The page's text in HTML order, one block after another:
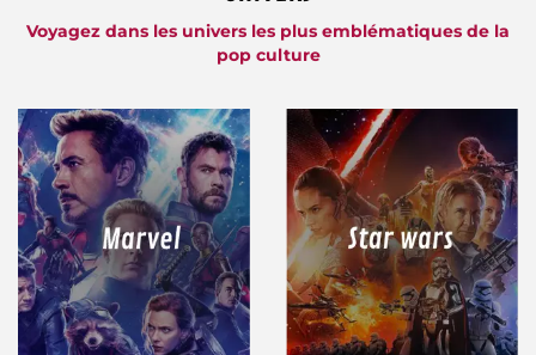
Voyagez dans les univers les plus emblématiques de la
pop culture